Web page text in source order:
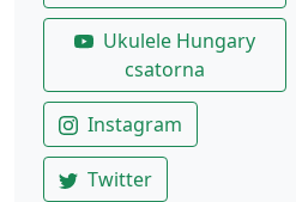
Ukulele Hungary
csatorna
Instagram
Twitter